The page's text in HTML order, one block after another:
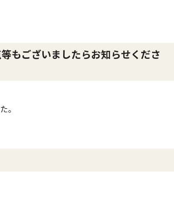
もございましたらお知らせくださ
。